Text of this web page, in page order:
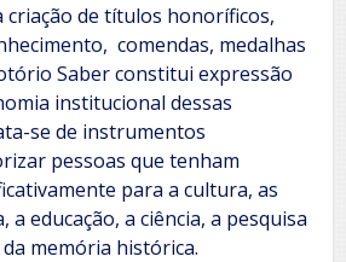
criação de títulos honoríficos,
comendas, medalhas
Saber constitui expressão
institucional dessas
se de instrumentos
pessoas que tenham
para a cultura, as
educação, a ciência, a pesquisa
memória histórica.